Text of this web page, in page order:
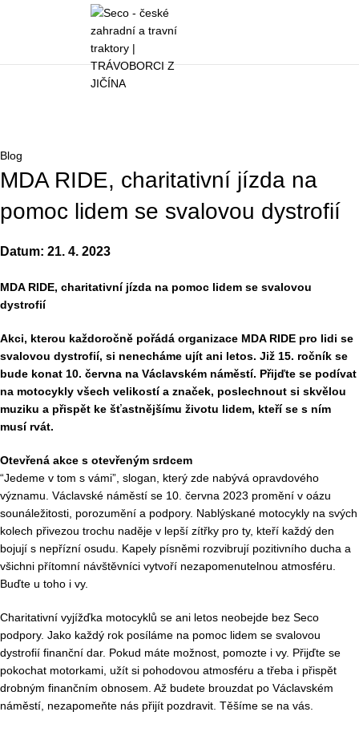
Blog
MDA RIDE, charitativní jízda na
pomoc lidem se svalovou dystrofií
21. 4. 2023
MDA RIDE, charitativní jízda na pomoc lidem se svalovou
dystrofií
Akci, kterou každoročně pořádá organizace MDA RIDE pro lidi se
svalovou dystrofií, si nenecháme ujít ani letos. Již 15. ročník se
bude konat 10. června na Václavském náměstí. Přijďte se podívat
na motocykly všech velikostí a značek, poslechnout si skvělou
muziku a přispět ke šťastnějšímu životu lidem, kteří se s ním
musí rvát.
Otevřená akce s otevřeným srdcem
“Jedeme v tom s vámi”, slogan, který zde nabývá opravdového
významu. Václavské náměstí se 10. června 2023 promění v oázu
sounáležitosti, porozumění a podpory. Nablýskané motocykly na svých
kolech přivezou trochu naděje v lepší zítřky pro ty, kteří každý den
bojují s nepřízní osudu. Kapely písněmi rozvibrují pozitivního ducha a
všichni přítomní návštěvníci vytvoří nezapomenutelnou atmosféru.
Buďte u toho i vy.
Charitativní vyjížďka motocyklů se ani letos neobejde bez Seco
podpory. Jako každý rok posíláme na pomoc lidem se svalovou
dystrofií finanční dar. Pokud máte možnost, pomozte i vy. Přijďte se
pokochat motorkami, užít si pohodovou atmosféru a třeba i přispět
drobným finančním obnosem. Až budete brouzdat po Václavském
náměstí, nezapomeňte nás přijít pozdravit. Těšíme se na vás.